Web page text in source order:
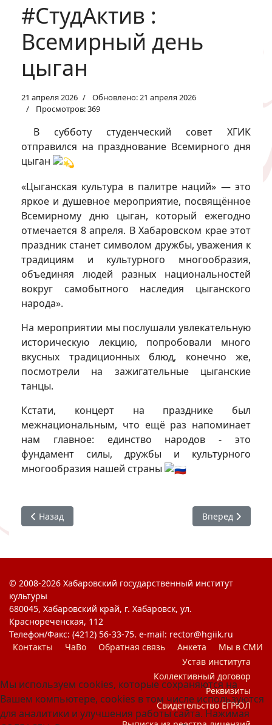
#СтудАктив :
Всемирный день
цыган
21 апреля 2026
Обновлено: 21 апреля 2026
Просмотров: 369
В субботу студенческий совет ХГИК
отправился на празднование Всемирного дня
цыган
«Цыганская культура в палитре наций» — это
яркое и душевное мероприятие, посвящённое
Всемирному дню цыган, который ежегодно
отмечается 8 апреля. В Хабаровском крае этот
праздник станет символом дружбы, уважения к
традициям и культурного многообразия,
объединяя людей разных национальностей
вокруг самобытного наследия цыганского
народа».
На мероприятии мы послушали увлекательную
историческую лекцию, попробовали много
вкусных традиционных блюд, конечно же,
посмотрели на зажигательные цыганские
танцы.
Кстати, концерт на празднике был
межнациональным, что ещё раз напоминает
нам главное: единство народов - это
фундамент силы, дружбы и культурного
многообразия нашей страны
Предыдущий: #СтудАктив : Сила России в единстве
Назад Следующий:
Вперед
© 2008-2026 Хабаровский государственный институт
культуры
680045, Хабаровский край, г. Хабаровск, ул.
Краснореченская, 112
Телефон/Факс: (4212) 56-33-75. e-mail: rector@hgiik.ru
Контакты
ЧаВо Обратная связь Анкета
Мы в СМИ
Устав института
Коллективный договор
Реквизиты
Свидетельство ЕГРЮЛ
Мы используем cookies, которые сохраняются на
Вашем компьютере, cookies в том числе используются
для аналитики и улучшения работы сайта. Нажимая